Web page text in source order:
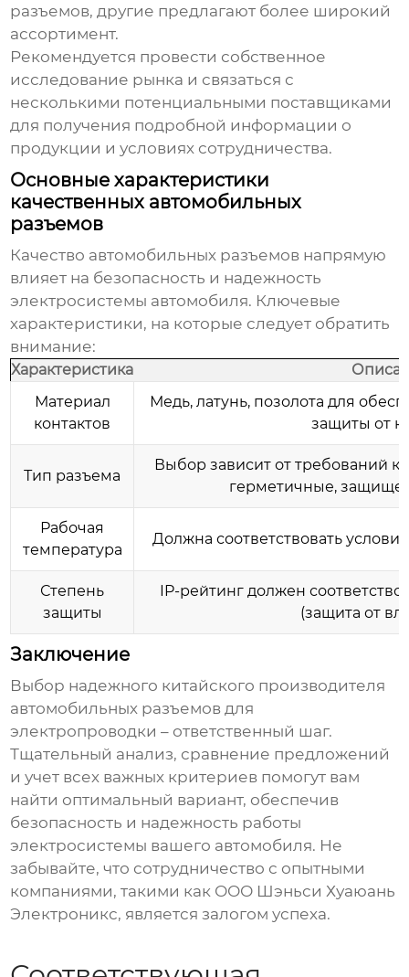
разъемов, другие предлагают более широкий
ассортимент.
Рекомендуется провести собственное
исследование рынка и связаться с
несколькими потенциальными поставщиками
для получения подробной информации о
продукции и условиях сотрудничества.
Основные характеристики
качественных автомобильных
разъемов
Качество автомобильных разъемов напрямую
влияет на безопасность и надежность
электросистемы автомобиля. Ключевые
характеристики, на которые следует обратить
внимание:
Характеристика
Материал
контактов
Медь, латунь, позолота для
защиты от
Тип разъема
Выбор зависит от требований
герметичные,
Рабочая
температура
Должна соответствовать
Степень
защиты
IP-рейтинг должен
(защита от
Заключение
Выбор надежного китайского производителя
автомобильных разъемов для
электропроводки – ответственный шаг.
Тщательный анализ, сравнение предложений
и учет всех важных критериев помогут вам
найти оптимальный вариант, обеспечив
безопасность и надежность работы
электросистемы вашего автомобиля. Не
забывайте, что сотрудничество с опытными
компаниями, такими как ООО Шэньси Хуаюань
Электроникс, является залогом успеха.